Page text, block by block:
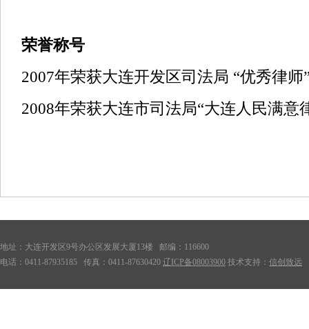
荣誉称号
2007年荣获大连开发区司法局 “优秀律师
2008年荣获大连市司法局“大连人民满意
地址：大连开发区9号办公区发展大厦13楼 邮编：116600
电话：0411-87935185 传真：0411-87630420 辽ICP备08003900 技术支持： 信创致远